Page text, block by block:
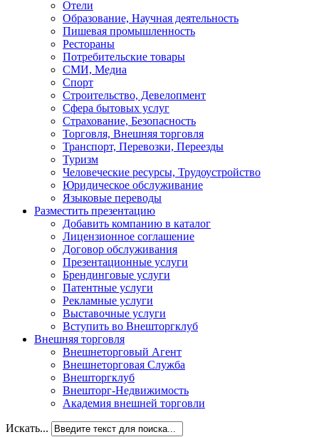
Отели
Образование, Научная деятельность
Пишевая промышленность
Рестораны
Потребительские товары
СМИ, Медиа
Спорт
Строительство, Девелопмент
Сфера бытовых услуг
Страхование, Безопасность
Торговля, Внешняя торговля
Транспорт, Перевозки, Переезды
Туризм
Человеческие ресурсы, Трудоустройство
Юридическое обслуживание
Языковые переводы
Разместить презентацию
Добавить компанию в каталог
Лицензионное соглашение
Договор обслуживания
Презентационные услуги
Брендинговые услуги
Патентные услуги
Рекламные услуги
Выставочные услуги
Вступить во Внешторгклуб
Внешняя торговля
Внешнеторговый Агент
Внешнеторговая Служба
Внешторгклуб
Внешторг-Недвижимость
Академия внешней торговли
Искать...